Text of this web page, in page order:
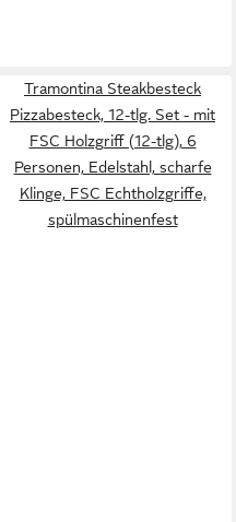
Tramontina Steakbesteck
Pizzabesteck, 12-tlg. Set - mit
FSC Holzgriff (12-tlg), 6
Personen, Edelstahl, scharfe
Klinge, FSC Echtholzgriffe,
spülmaschinenfest